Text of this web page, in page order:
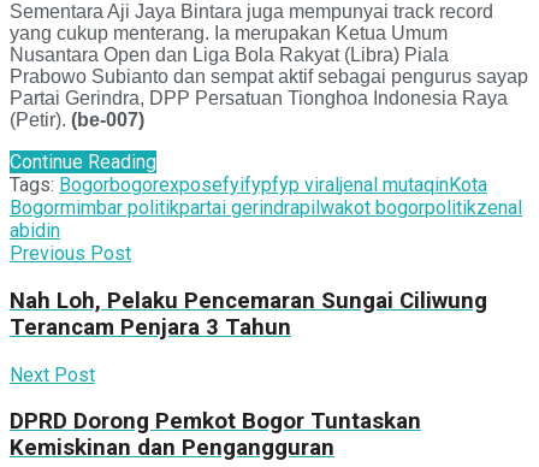
Sementara Aji Jaya Bintara juga mempunyai track record
yang cukup menterang. Ia merupakan Ketua Umum
Nusantara Open dan Liga Bola Rakyat (Libra) Piala
Prabowo Subianto dan sempat aktif sebagai pengurus sayap
Partai Gerindra, DPP Persatuan Tionghoa Indonesia Raya
(Petir). (be-007)
Continue Reading
Tags: Bogorbogorexposefyifypfyp viraljenal mutaqinKota
Bogormimbar politikpartai gerindrapilwakot bogorpolitikzenal
abidin
Previous Post
Nah Loh, Pelaku Pencemaran Sungai Ciliwung
Terancam Penjara 3 Tahun
Next Post
DPRD Dorong Pemkot Bogor Tuntaskan
Kemiskinan dan Pengangguran